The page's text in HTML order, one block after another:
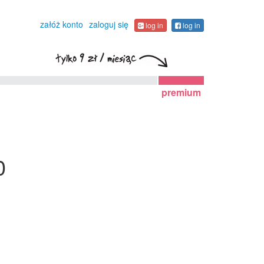
załóż konto zaloguj się log in log in
premium